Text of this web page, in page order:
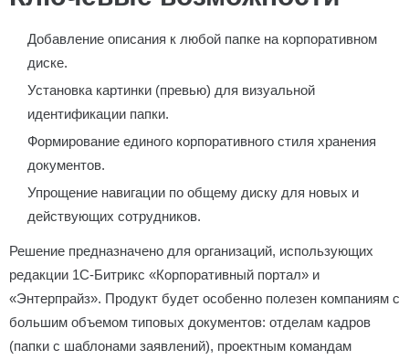
Добавление описания к любой папке на корпоративном
диске.
Установка картинки (превью) для визуальной
идентификации папки.
Формирование единого корпоративного стиля хранения
документов.
Упрощение навигации по общему диску для новых и
действующих сотрудников.
Решение предназначено для организаций, использующих
редакции 1С-Битрикс «Корпоративный портал» и
«Энтерпрайз». Продукт будет особенно полезен компаниям с
большим объемом типовых документов: отделам кадров
(папки с шаблонами заявлений), проектным командам